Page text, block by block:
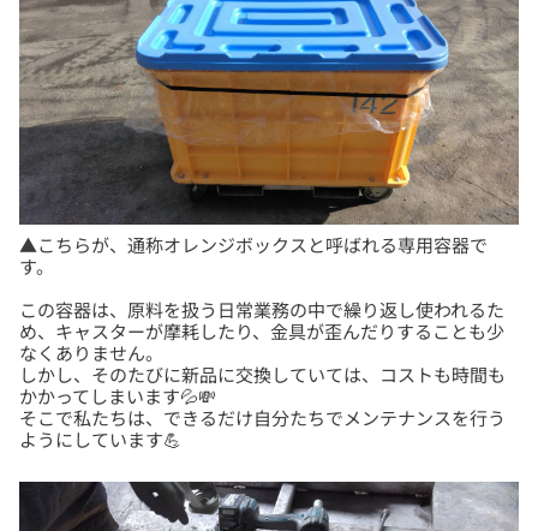
▲こちらが、通称オレンジボックスと呼ばれる専用容器で
この容器は、原料を扱う日常業務の中で繰り返し使われるた
め、キャスターが摩耗したり、金具が歪んだりすることも少
なくありません。
しかし、そのたびに新品に交換していては、コストも時間も
かかってしまいます💦💸
そこで私たちは、できるだけ自分たちでメンテナンスを行う